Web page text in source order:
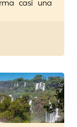
casi una